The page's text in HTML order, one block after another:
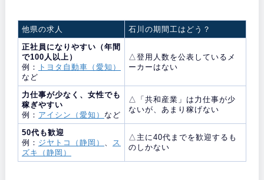
他県の求人
石川の期間工はどう？
正社員になりやすい（年間
で100人以上）
例：
トヨタ自動車（愛知）
など
△登用人数を公表しているメ
ーカーはない
力仕事が少なく、女性でも
稼ぎやすい
例： アイシン（愛知） など
△「共和産業」は力仕事が少
ないが、あまり稼げない
50代も歓迎
例： ジヤトコ（静岡）
ス
ズキ（静岡）
△主に40代までを歓迎するも
のしかない